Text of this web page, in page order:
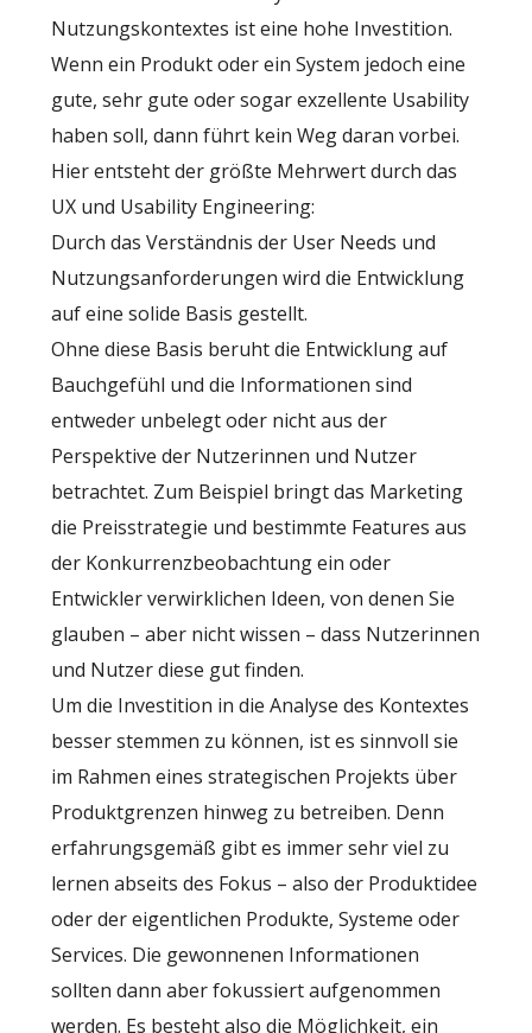
Nutzungskontextes ist eine hohe Investition.
Wenn ein Produkt oder ein System jedoch eine
gute, sehr gute oder sogar exzellente Usability
haben soll, dann führt kein Weg daran vorbei.
Hier entsteht der größte Mehrwert durch das
UX und Usability Engineering:
Durch das Verständnis der User Needs und
Nutzungsanforderungen wird die Entwicklung
auf eine solide Basis gestellt.
Ohne diese Basis beruht die Entwicklung auf
Bauchgefühl und die Informationen sind
entweder unbelegt oder nicht aus der
Perspektive der Nutzerinnen und Nutzer
betrachtet. Zum Beispiel bringt das Marketing
die Preisstrategie und bestimmte Features aus
der Konkurrenzbeobachtung ein oder
Entwickler verwirklichen Ideen, von denen Sie
glauben – aber nicht wissen – dass Nutzerinnen
und Nutzer diese gut finden.
Um die Investition in die Analyse des Kontextes
besser stemmen zu können, ist es sinnvoll sie
im Rahmen eines strategischen Projekts über
Produktgrenzen hinweg zu betreiben. Denn
erfahrungsgemäß gibt es immer sehr viel zu
lernen abseits des Fokus – also der Produktidee
oder der eigentlichen Produkte, Systeme oder
Services. Die gewonnenen Informationen
sollten dann aber fokussiert aufgenommen
werden. Es besteht also die Möglichkeit, ein